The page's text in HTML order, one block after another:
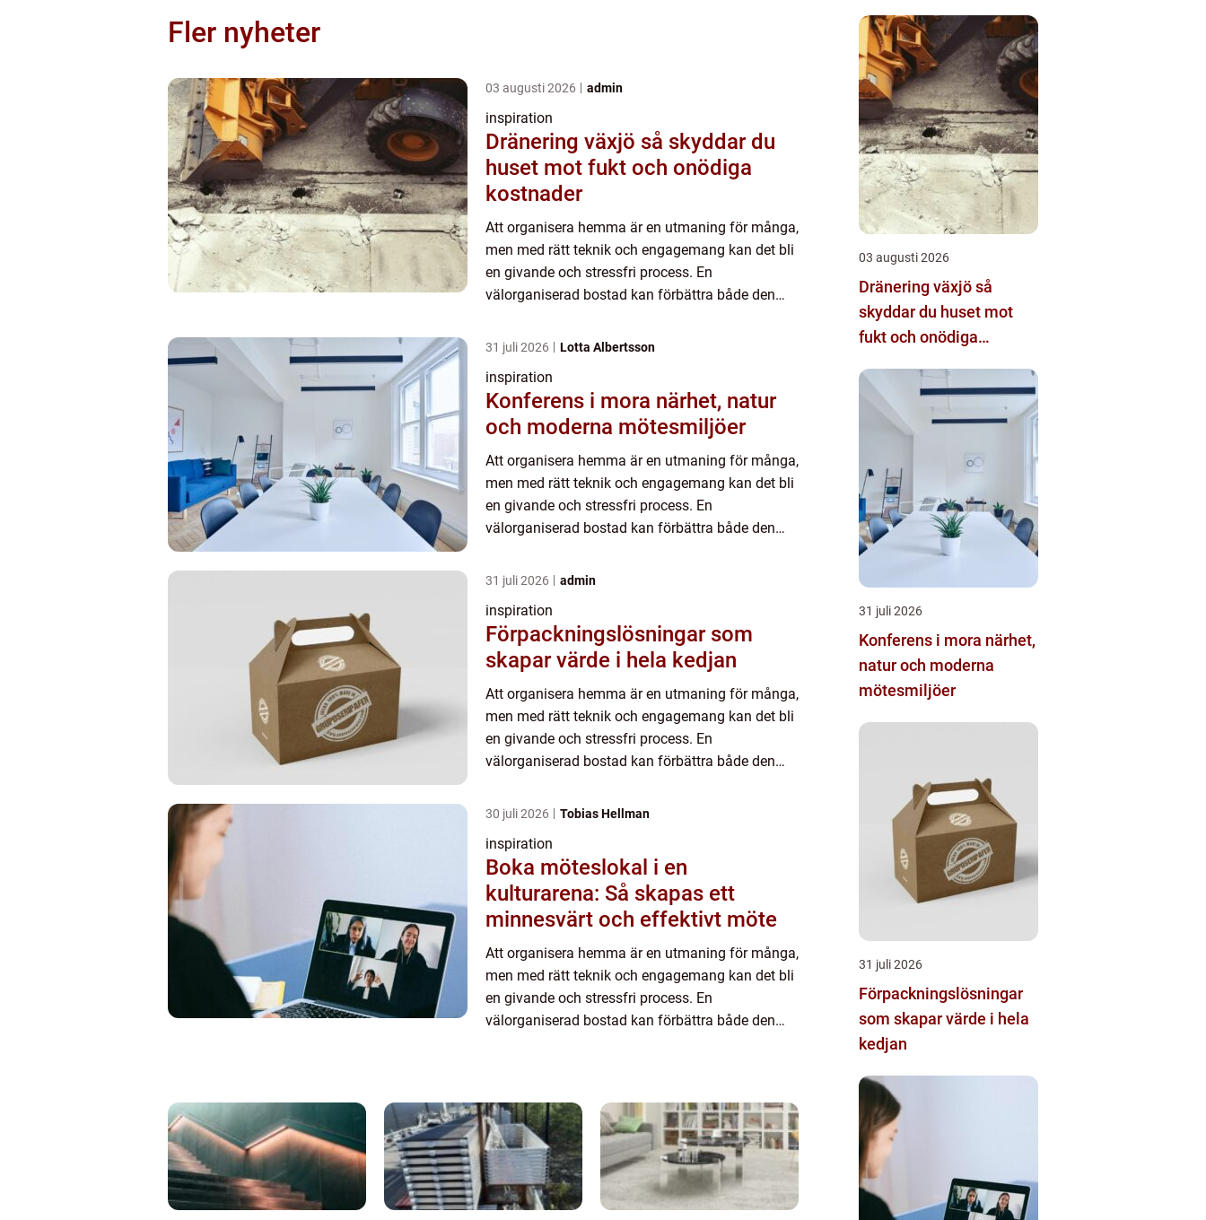
Fler nyheter
03 augusti 2026 admin
inspiration
Dränering växjö så skyddar du
huset mot fukt och onödiga
kostnader
Att organisera hemma är en utmaning för många,
men med rätt teknik och engagemang kan det bli
en givande och stressfri process. En
välorganiserad bostad kan förbättra både den
31 juli 2026 Lotta Albertsson
inspiration
Konferens i mora närhet, natur
och moderna mötesmiljöer
Att organisera hemma är en utmaning för många,
men med rätt teknik och engagemang kan det bli
en givande och stressfri process. En
välorganiserad bostad kan förbättra både den
31 juli 2026 admin
inspiration
Förpackningslösningar som
skapar värde i hela kedjan
Att organisera hemma är en utmaning för många,
men med rätt teknik och engagemang kan det bli
en givande och stressfri process. En
välorganiserad bostad kan förbättra både den
30 juli 2026 Tobias Hellman
inspiration
Boka möteslokal i en
kulturarena: Så skapas ett
minnesvärt och effektivt möte
Att organisera hemma är en utmaning för många,
men med rätt teknik och engagemang kan det bli
en givande och stressfri process. En
välorganiserad bostad kan förbättra både den
03 augusti 2026
Dränering växjö så
skyddar du huset mot
fukt och onödiga
31 juli 2026
Konferens i mora närhet,
natur och moderna
mötesmiljöer
31 juli 2026
Förpackningslösningar
som skapar värde i hela
kedjan